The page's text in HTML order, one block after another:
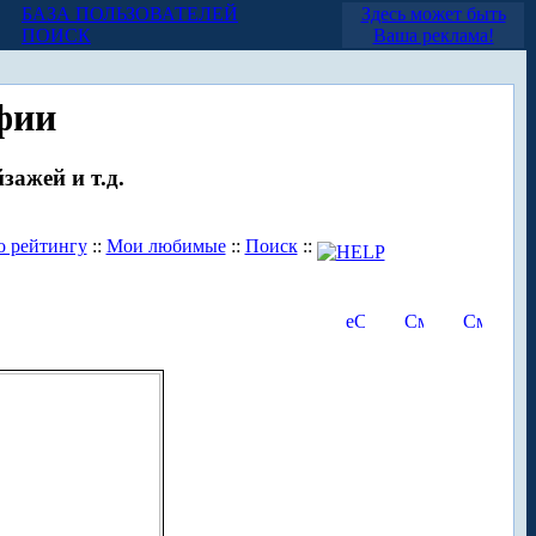
БАЗА ПОЛЬЗОВАТЕЛЕЙ
ПОИСК
Здесь может быть
Ваша реклама!
и т.д.
рейтингу:: Мои любимые:: Поиск::